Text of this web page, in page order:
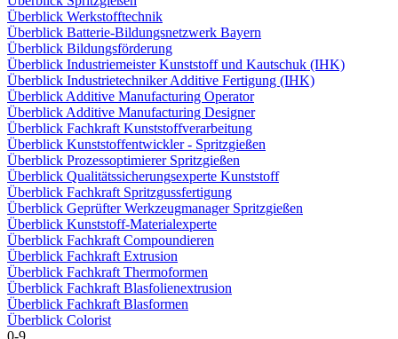
Überblick Werkstofftechnik
Überblick Batterie-Bildungsnetzwerk Bayern
Überblick Bildungsförderung
Überblick Industriemeister Kunststoff und Kautschuk (IHK)
Überblick Industrietechniker Additive Fertigung (IHK)
Überblick Additive Manufacturing Operator
Überblick Additive Manufacturing Designer
Überblick Fachkraft Kunststoffverarbeitung
Überblick Kunststoffentwickler - Spritzgießen
Überblick Prozessoptimierer Spritzgießen
Überblick Qualitätssicherungsexperte Kunststoff
Überblick Fachkraft Spritzgussfertigung
Überblick Geprüfter Werkzeugmanager Spritzgießen
Überblick Kunststoff-Materialexperte
Überblick Fachkraft Compoundieren
Überblick Fachkraft Extrusion
Überblick Fachkraft Thermoformen
Überblick Fachkraft Blasfolienextrusion
Überblick Fachkraft Blasformen
Überblick Colorist
0-9